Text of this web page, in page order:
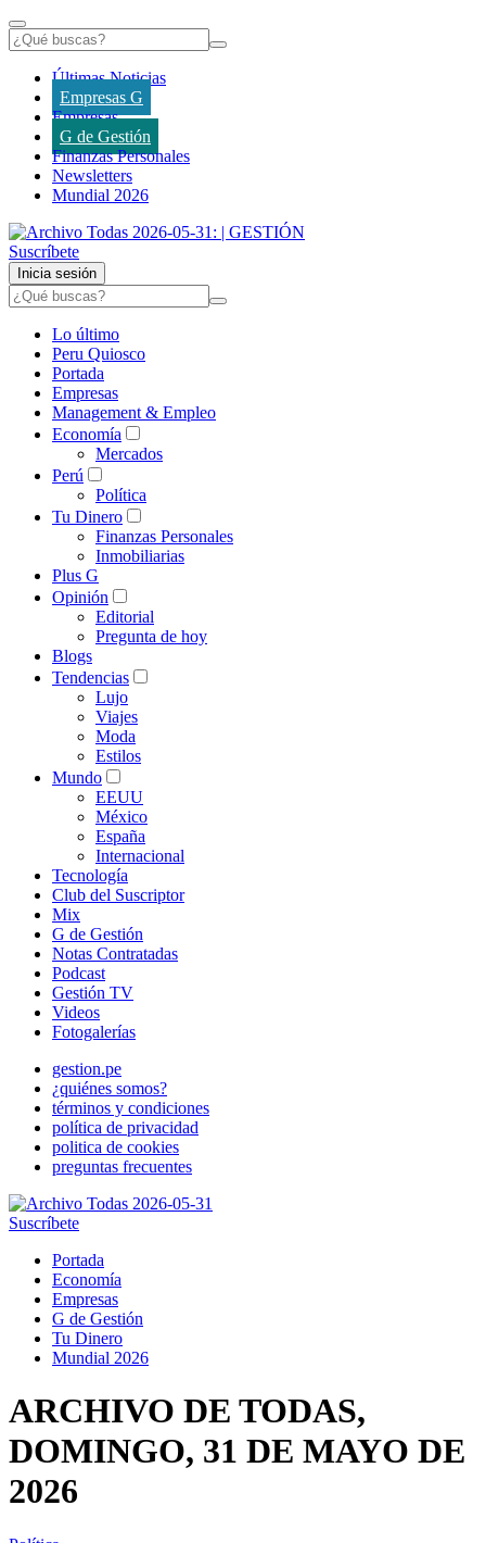
Últimas Noticias
Empresas G
Empresas
G de Gestión
Finanzas Personales
Newsletters
Mundial 2026
Suscríbete
Inicia sesión
Lo último
Peru Quiosco
Portada
Empresas
Management & Empleo
Economía
Mercados
Perú
Política
Tu Dinero
Finanzas Personales
Inmobiliarias
Plus G
Opinión
Editorial
Pregunta de hoy
Blogs
Tendencias
Lujo
Viajes
Moda
Estilos
Mundo
EEUU
México
España
Internacional
Tecnología
Club del Suscriptor
Mix
G de Gestión
Notas Contratadas
Podcast
Gestión TV
Videos
Fotogalerías
gestion.pe
¿quiénes somos?
términos y condiciones
política de privacidad
politica de cookies
preguntas frecuentes
Suscríbete
Portada
Economía
Empresas
G de Gestión
Tu Dinero
Mundial 2026
ARCHIVO DE TODAS,
DOMINGO, 31 DE MAYO DE
2026